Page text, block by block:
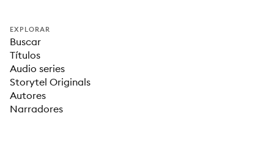
EXPLORAR
Buscar
Títulos
Audio series
Storytel Originals
Autores
Narradores